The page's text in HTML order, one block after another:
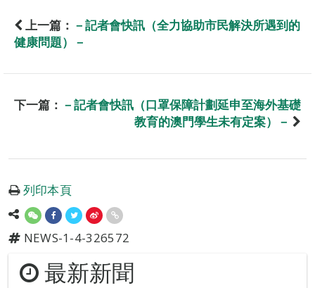
上一篇： －記者會快訊（全力協助市民解決所遇到的
健康問題）－
下一篇： －記者會快訊（口罩保障計劃延申至海外基礎
教育的澳門學生未有定案）－
列印本頁
NEWS-1-4-326572
最新新聞